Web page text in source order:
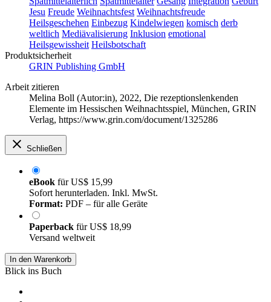
Jesu Freude Weihnachtsfest Weihnachtsfreude
Heilsgeschehen Einbezug Kindelwiegen komisch derb
weltlich Mediävalisierung Inklusion emotional
Heilsgewissheit Heilsbotschaft
Produktsicherheit
GRIN Publishing GmbH
Arbeit zitieren
Melina Boll (Autor:in), 2022, Die rezeptionslenkenden
Elemente im Hessischen Weihnachtsspiel, München, GRIN
Verlag, https://www.grin.com/document/1325286
Schließen
eBook fürUS$ 15,99
Sofort herunterladen. Inkl. MwSt.
Format: PDF – für alle Geräte
Paperback fürUS$ 18,99
Versand weltweit
In den Warenkorb
Blick ins Buch